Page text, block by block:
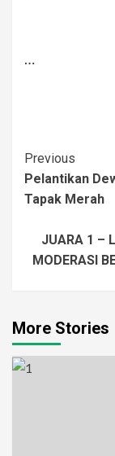
…
Post
Previous
Pelantikan
Tapak Merah
JUARA 1 –
MODERASI
More Stories